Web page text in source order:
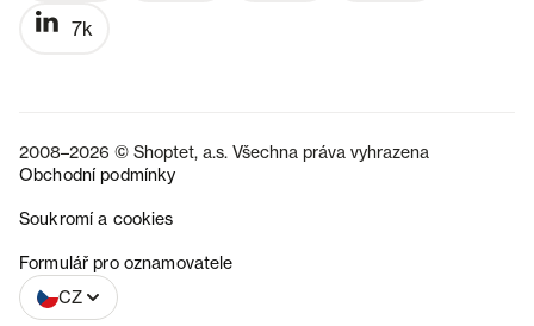
7k
2008–2026 © Shoptet, a.s. Všechna práva vyhrazena
Obchodní podmínky
Soukromí a cookies
Formulář pro oznamovatele
CZ